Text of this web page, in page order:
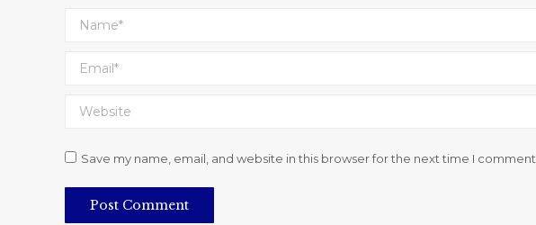
Name *
Email *
Website
Save my name, email, and website in this browser for the next time I comment.
Post Comment